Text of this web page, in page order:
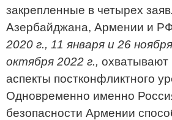
закрепленные в четырех
Азербайджана, Армении и
2020 г., 11 января и 26
октября 2022 г., охватывают
аспекты постконфликтного
Одновременно именно
безопасности Армении